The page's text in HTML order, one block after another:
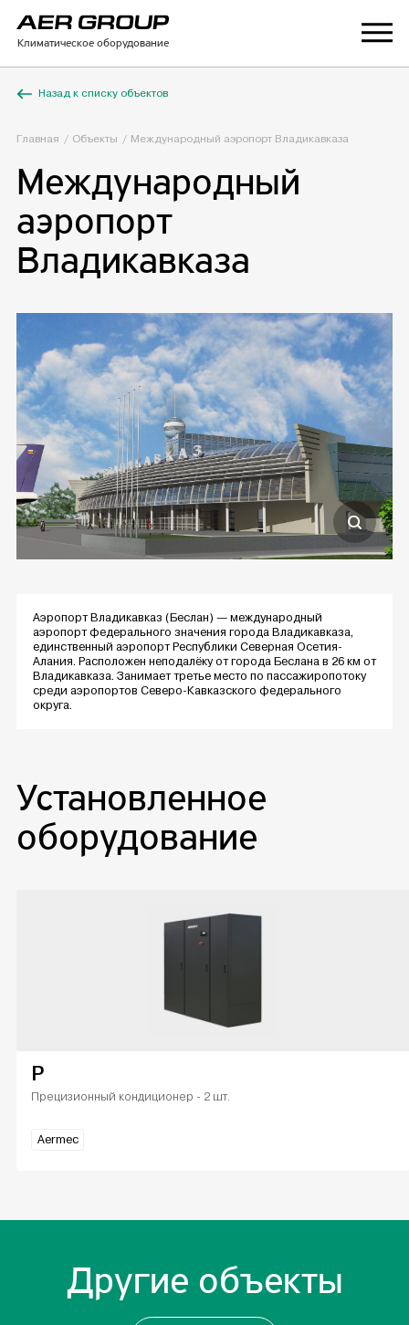
Климатическое оборудование
Назад к списку объектов
Главная Объекты Международный аэропорт Владикавказа
Международный
аэропорт
Владикавказа
Аэропорт Владикавказ (Беслан) — международный
аэропорт федерального значения города Владикавказа,
единственный аэропорт Республики Северная Осетия-
Алания. Расположен неподалёку от города Беслана в 26 км от
Владикавказа. Занимает третье место по пассажиропотоку
среди аэропортов Северо-Кавказского федерального
округа.
Установленное
оборудование
P
Прецизионный кондиционер - 2 шт.
Aermec
Другие объекты